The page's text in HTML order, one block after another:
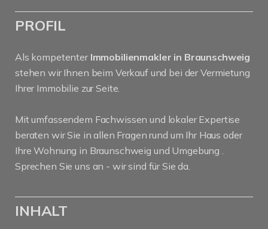
PROFIL
Als kompetenter Immobilienmakler in Braunschweig
stehen wir Ihnen beim Verkauf und bei der Vermietung
Ihrer Immobilie zur Seite.
Mit umfassendem Fachwissen und lokaler Expertise
beraten wir Sie in allen Fragen rund um Ihr Haus oder
Ihre Wohnung in Braunschweig und Umgebung .
Sprechen Sie uns an - wir sind für Sie da.
INHALT